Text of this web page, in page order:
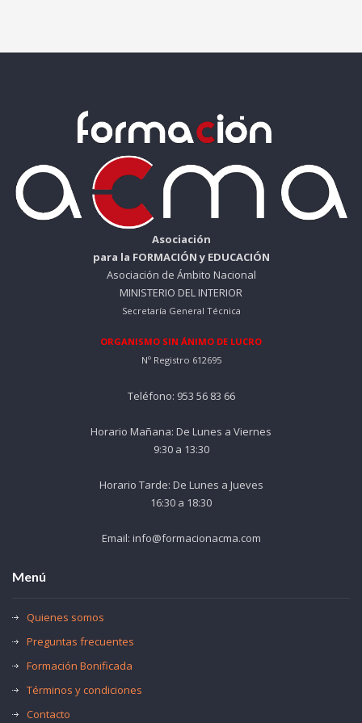
Asociación
para la FORMACIÓN y EDUCACIÓN
Asociación de Ámbito Nacional
MINISTERIO DEL INTERIOR
Secretaría General Técnica
ORGANISMO SIN ÁNIMO DE LUCRO
Nº Registro 612695
Teléfono: 953 56 83 66
Horario Mañana: De Lunes a Viernes
9:30 a 13:30
Horario Tarde: De Lunes a Jueves
16:30 a 18:30
Email: info@formacionacma.com
Menú
Quienes somos
Preguntas frecuentes
Formación Bonificada
Términos y condiciones
Contacto